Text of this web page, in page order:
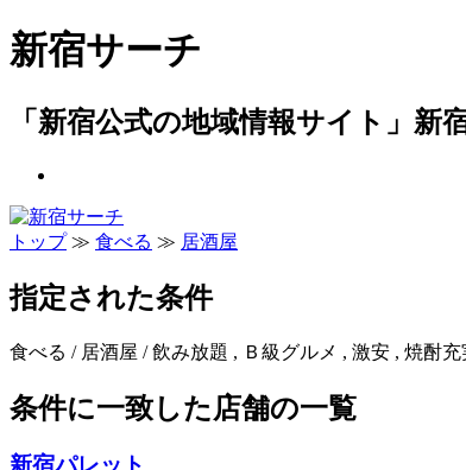
新宿サーチ
「新宿公式の地域情報サイト」
トップ≫ 食べる ≫ 居酒屋
指定された条件
食べる / 居酒屋 / 飲み放題 , Ｂ級グルメ , 激安 , 焼酎
条件に一致した店舗の一覧